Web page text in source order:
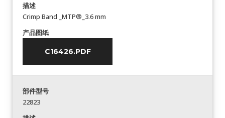
描述
Crimp Band _MTP®_3.6 mm
产品图纸
C16426.PDF
部件型号
22823